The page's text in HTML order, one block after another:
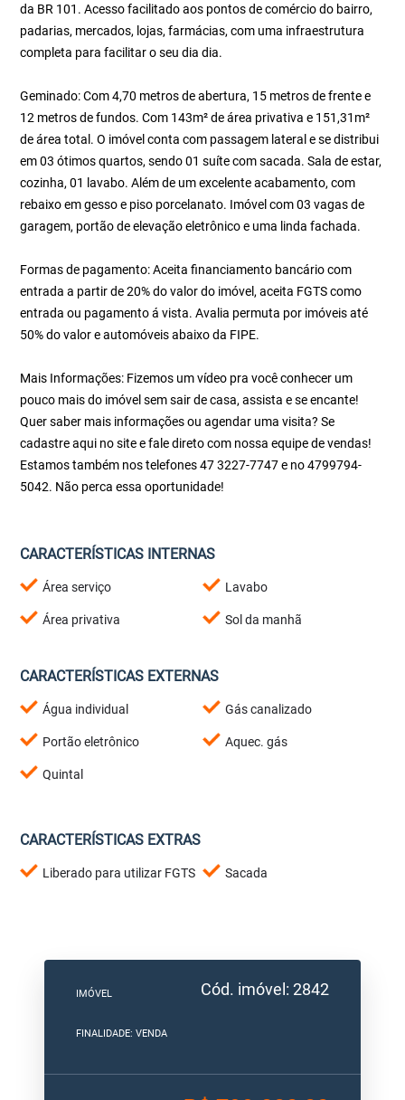
da BR 101. Acesso facilitado aos pontos de comércio do bairro,
padarias, mercados, lojas, farmácias, com uma infraestrutura
completa para facilitar o seu dia dia.
Geminado: Com 4,70 metros de abertura, 15 metros de frente e
12 metros de fundos. Com 143m² de área privativa e 151,31m²
de área total. O imóvel conta com passagem lateral e se distribui
em 03 ótimos quartos, sendo 01 suíte com sacada. Sala de estar,
cozinha, 01 lavabo. Além de um excelente acabamento, com
rebaixo em gesso e piso porcelanato. Imóvel com 03 vagas de
garagem, portão de elevação eletrônico e uma linda fachada.
Formas de pagamento: Aceita financiamento bancário com
entrada a partir de 20% do valor do imóvel, aceita FGTS como
entrada ou pagamento á vista. Avalia permuta por imóveis até
50% do valor e automóveis abaixo da FIPE.
Mais Informações: Fizemos um vídeo pra você conhecer um
pouco mais do imóvel sem sair de casa, assista e se encante!
Quer saber mais informações ou agendar uma visita? Se
cadastre aqui no site e fale direto com nossa equipe de vendas!
Estamos também nos telefones 47 3227-7747 e no 4799794-
5042. Não perca essa oportunidade!
CARACTERÍSTICAS INTERNAS
Área serviço Lavabo
Área privativa Sol da manhã
CARACTERÍSTICAS EXTERNAS
Água individual Gás canalizado
Portão eletrônico Aquec. gás
Quintal
CARACTERÍSTICAS EXTRAS
Liberado para utilizar FGTS Sacada
IMÓVEL Cód. imóvel: 2842
FINALIDADE: VENDA